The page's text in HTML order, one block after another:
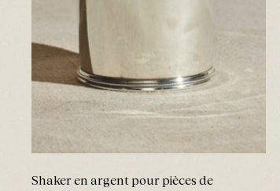
Shaker en argent pour pièces de